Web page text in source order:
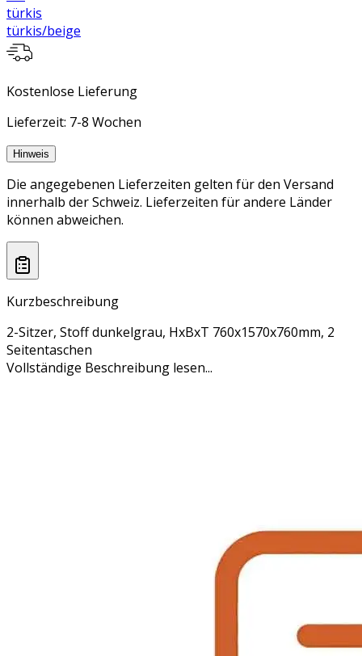
türkis
türkis/beige
Kostenlose Lieferung
Lieferzeit: 7-8 Wochen
Hinweis
Die angegebenen Lieferzeiten gelten für den Versand
innerhalb der Schweiz. Lieferzeiten für andere Länder
können abweichen.
Kurzbeschreibung
2-Sitzer, Stoff dunkelgrau, HxBxT 760x1570x760mm, 2
Seitentaschen
Vollständige Beschreibung lesen...